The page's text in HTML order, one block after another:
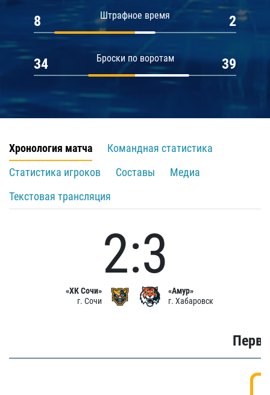
Штрафное время
8 2
Броски по воротам
34 39
Хронология матча
Командная статистика
Статистика игроков
Составы
Медиа
Текстовая трансляция
«ХК Сочи»
г. Сочи
2:3
«Амур»
г. Хабаровск